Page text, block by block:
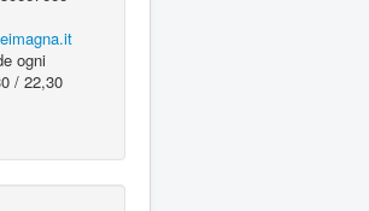
ogni
/ 22,30